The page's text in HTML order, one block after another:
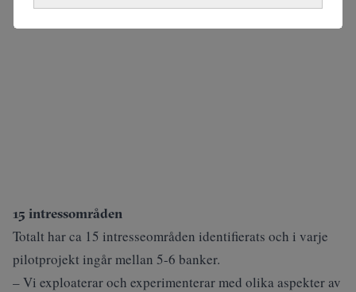
15 intressområden
Totalt har ca 15 intresseområden identifierats och i varje
pilotprojekt ingår mellan 5-6 banker.
– Vi exploaterar och experimenterar med olika aspekter av